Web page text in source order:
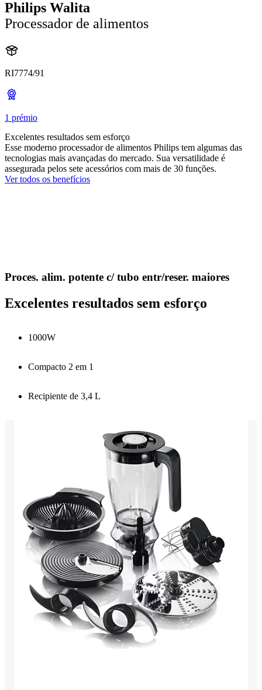
Philips Walita
Processador de alimentos
RI7774/91
1 prémio
Excelentes resultados sem esforço
Esse moderno processador de alimentos Philips tem algumas das
tecnologias mais avançadas do mercado. Sua versatilidade é
assegurada pelos sete acessórios com mais de 30 funções.
Ver todos os benefícios
Proces. alim. potente c/ tubo entr/reser. maiores
Excelentes resultados sem esforço
1000W
Compacto 2 em 1
Recipiente de 3,4 L